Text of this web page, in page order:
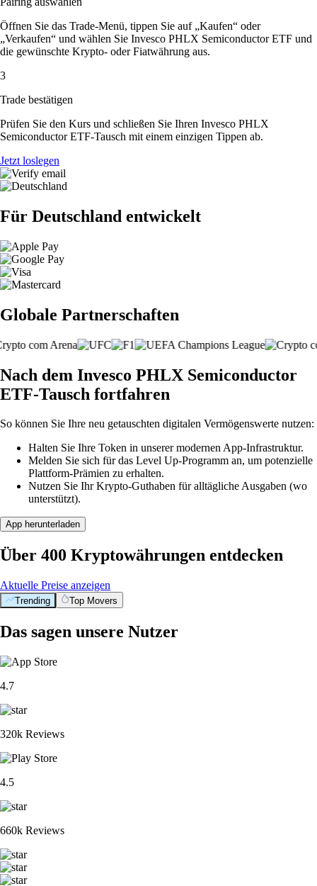
Öffnen Sie das Trade-Menü, tippen Sie auf „Kaufen“ oder
„Verkaufen“ und wählen Sie Invesco PHLX Semiconductor ETF und
die gewünschte Krypto- oder Fiatwährung aus.
3
Trade bestätigen
Prüfen Sie den Kurs und schließen Sie Ihren Invesco PHLX
Semiconductor ETF-Tausch mit einem einzigen Tippen ab.
Jetzt loslegen
Für Deutschland entwickelt
Globale Partnerschaften
Nach dem Invesco PHLX Semiconductor
ETF-Tausch fortfahren
So können Sie Ihre neu getauschten digitalen Vermögenswerte nutzen:
Halten Sie Ihre Token in unserer modernen App-Infrastruktur.
Melden Sie sich für das Level Up-Programm an, um potenzielle
Plattform-Prämien zu erhalten.
Nutzen Sie Ihr Krypto-Guthaben für alltägliche Ausgaben (wo
unterstützt).
App herunterladen
Über 400 Kryptowährungen entdecken
Aktuelle Preise anzeigen
Trending Top Movers
Das sagen unsere Nutzer
4.7
320k Reviews
4.5
660k Reviews